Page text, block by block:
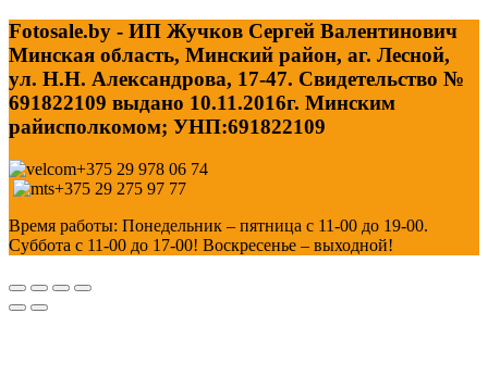
Fotosale.by - ИП Жучков Сергей Валентинович
Минская область, Минский район, аг. Лесной,
ул. Н.Н. Александрова, 17-47. Свидетельство №
691822109 выдано 10.11.2016г. Минским
райисполкомом; УНП:691822109
+375 29 978 06 74
+375 29 275 97 77
Время работы: Понедельник – пятница с 11-00 до 19-00.
Суббота с 11-00 до 17-00! Воскресенье – выходной!